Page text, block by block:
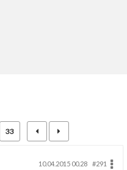
33
10.04.2015 00.28
#291